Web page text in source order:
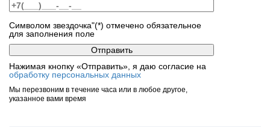
Символом звездочка"(*) отмечено обязательное
для заполнения поле
Нажимая кнопку «Отправить», я даю согласие на
обработку персональных данных
Мы перезвоним в течение часа или в любое другое,
указанное вами время